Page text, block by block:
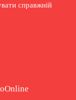
справжній